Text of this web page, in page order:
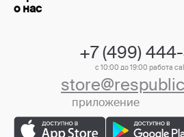
о нас
+7 (499)
с 10:00 до 19:00 работа
приложение